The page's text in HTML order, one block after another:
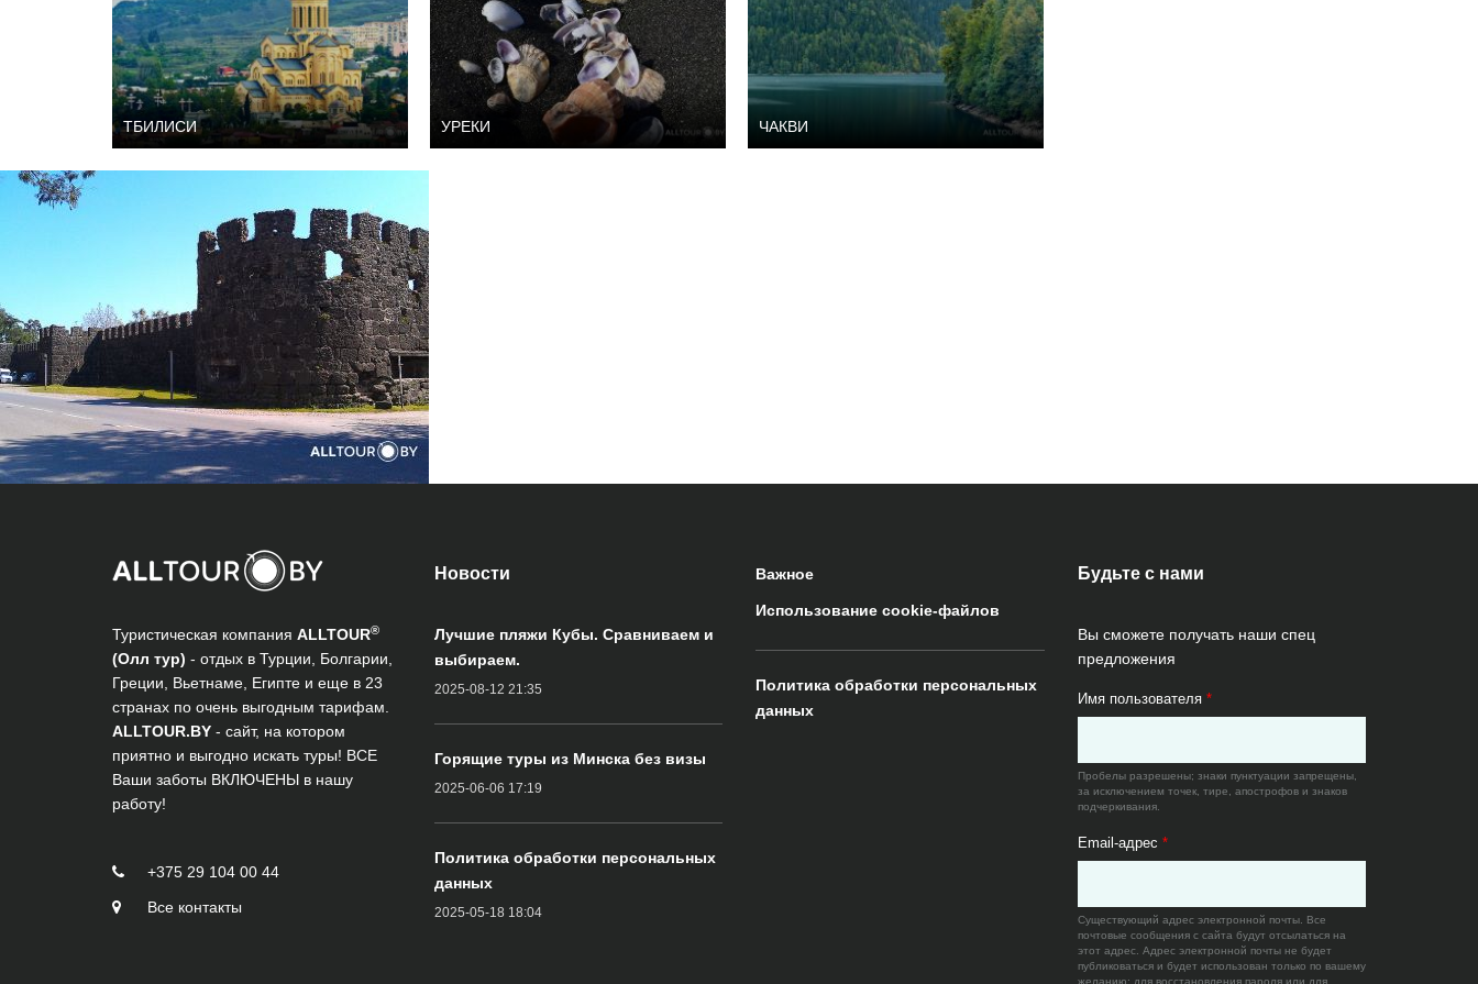
ТБИЛИСИ УРЕКИ ЧАКВИ
Туристическая компания ALLTOUR®
(Олл тур) - отдых в Турции, Болгарии,
Греции, Вьетнаме, Египте и еще в 23
странах по очень выгодным тарифам.
ALLTOUR.BY - сайт, на котором
приятно и выгодно искать туры! ВСЕ
Ваши заботы ВКЛЮЧЕНЫ в нашу
работу!
+375 29 104 00 44
Все контакты
Новости
Лучшие пляжи Кубы. Сравниваем и
выбираем.
2025-08-12 21:35
Горящие туры из Минска без визы
2025-06-06 17:19
Политика обработки персональных
данных
2025-05-18 18:04
Важное
Использование cookie-файлов
Политика обработки персональных
данных
Будьте с нами
Вы сможете получать наши спец
предложения
Имя пользователя *
Пробелы разрешены; знаки пунктуации запрещены,
за исключением точек, тире, апострофов и знаков
подчеркивания.
Email-адрес *
Существующий адрес электронной почты. Все
почтовые сообщения с сайта будут отсылаться на
этот адрес. Адрес электронной почты не будет
публиковаться и будет использован только по вашему
желанию: для восстановления пароля или для